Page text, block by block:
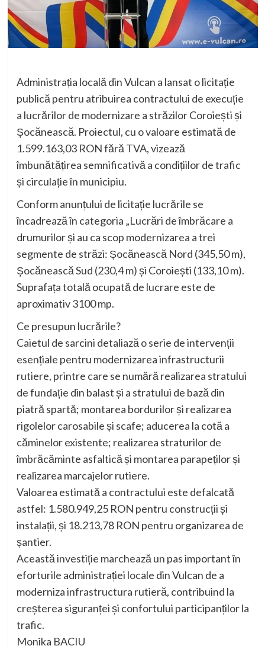
Administrația locală din Vulcan a lansat o licitație
publică pentru atribuirea contractului de execuție
a lucrărilor de modernizare a străzilor Coroiești și
Șocănească. Proiectul, cu o valoare estimată de
1.599.163,03 RON fără TVA, vizează
îmbunătățirea semnificativă a condițiilor de trafic
și circulație în municipiu.
Conform anunțului de licitație lucrările se
încadrează în categoria „Lucrări de îmbrăcare a
drumurilor și au ca scop modernizarea a trei
segmente de străzi: Șocănească Nord (345,50 m),
Șocănească Sud (230,4 m) și Coroiești (133,10 m).
Suprafața totală ocupată de lucrare este de
aproximativ 3100 mp.
Ce presupun lucrările?
Caietul de sarcini detaliază o serie de intervenții
esențiale pentru modernizarea infrastructurii
rutiere, printre care se numără realizarea stratului
de fundație din balast și a stratului de bază din
piatră spartă; montarea bordurilor și realizarea
rigolelor carosabile și scafe; aducerea la cotă a
căminelor existente; realizarea straturilor de
îmbrăcăminte asfaltică și montarea parapeților și
realizarea marcajelor rutiere.
Valoarea estimată a contractului este defalcată
astfel: 1.580.949,25 RON pentru construcții și
instalații, și 18.213,78 RON pentru organizarea de
șantier.
Această investiție marchează un pas important în
eforturile administrației locale din Vulcan de a
moderniza infrastructura rutieră, contribuind la
creșterea siguranței și confortului participanților la
trafic.
Monika BACIU